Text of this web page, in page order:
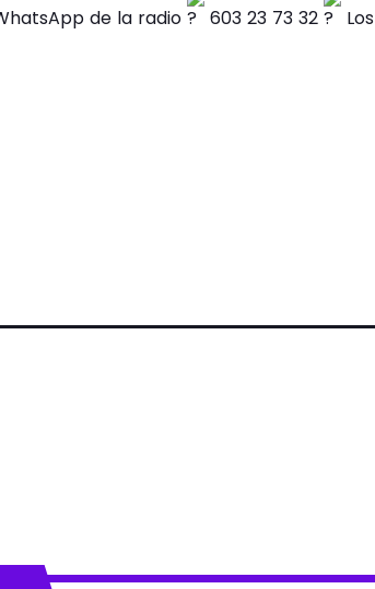
de la radio
603 23 73 32
Los